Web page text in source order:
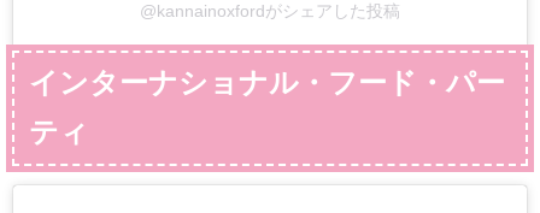
@kannainoxfordがシェアした投稿
インターナショナル・フード・パー
ティ